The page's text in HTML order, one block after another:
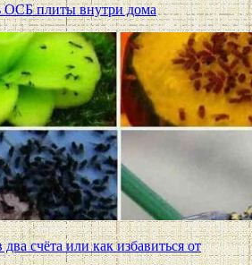
ОСБ плиты внутри дома
счёта или как избавиться от